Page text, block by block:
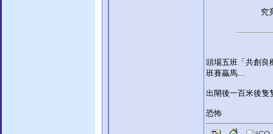
究
頭場五班「共創良
班賽贏馬...
出閘後一百米後隻
恐怖